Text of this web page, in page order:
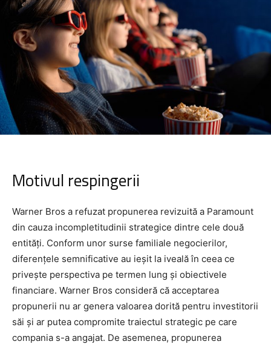
Motivul respingerii
Warner Bros a refuzat propunerea revizuită a Paramount
din cauza incompletitudinii strategice dintre cele două
entități. Conform unor surse familiale negocierilor,
diferențele semnificative au ieșit la iveală în ceea ce
privește perspectiva pe termen lung și obiectivele
financiare. Warner Bros consideră că acceptarea
propunerii nu ar genera valoarea dorită pentru investitorii
săi și ar putea compromite traiectul strategic pe care
compania s-a angajat. De asemenea, propunerea